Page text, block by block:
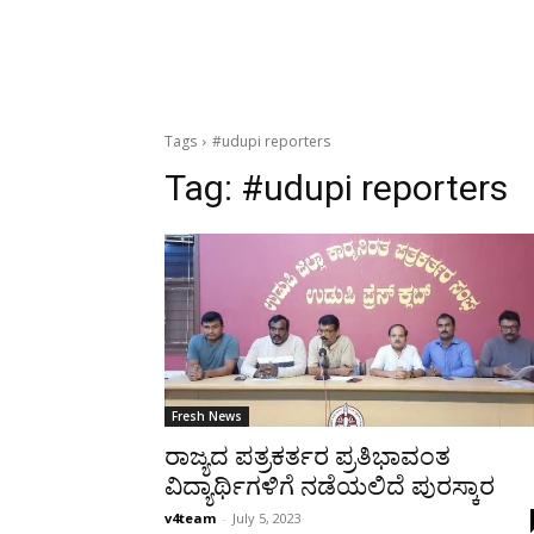
Tags #udupi reporters
Tag: #udupi reporters
Fresh News
ರಾಜ್ಯದ ಪತ್ರಕರ್ತರ ಪ್ರತಿಭಾವಂತ
ವಿದ್ಯಾರ್ಥಿಗಳಿಗೆ ನಡೆಯಲಿದೆ ಪುರಸ್ಕಾರ
v4team - July 5, 2023